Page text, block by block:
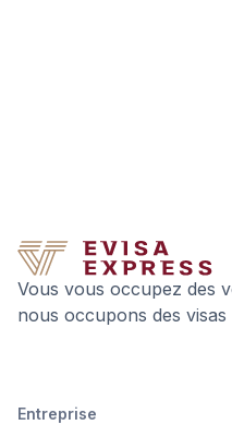
Vous vous occupez des
nous occupons des visas
Entreprise